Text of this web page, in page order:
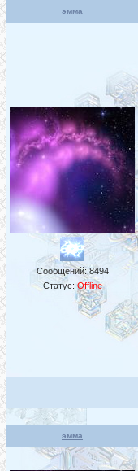
эмма
Сообщений:8494
Статус:Offline
эмма